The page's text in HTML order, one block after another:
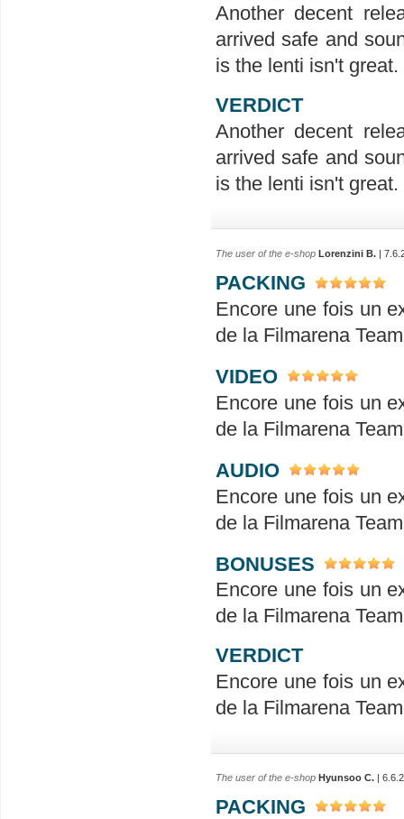
Another decent
arrived safe and
is the lenti isn't great.
VERDICT
Another decent
arrived safe and
is the lenti isn't great.
The user of the e-shop Lorenzini B. |
PACKING
Encore une fois un
de la Filmarena
VIDEO
Encore une fois un
de la Filmarena
AUDIO
Encore une fois un
de la Filmarena
BONUSES
Encore une fois un
de la Filmarena
VERDICT
Encore une fois un
de la Filmarena
The user of the e-shop Hyunsoo C. |
PACKING